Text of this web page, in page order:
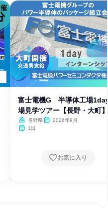
富士電機G 半導体工場
場見学ツアー【長野・大町】
長野県
2026年9月
1日
お気に入り